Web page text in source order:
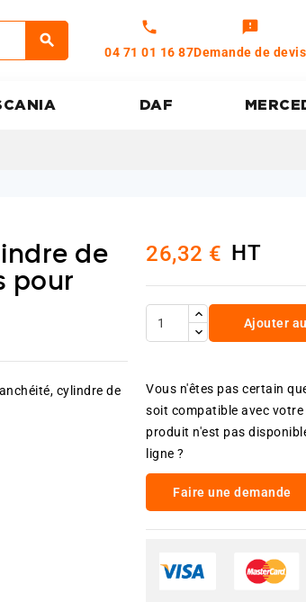
call
04 71 01 16 87
feedback
Demande de devis
DAF
de
pour
cylindre de
26,32 € HT
Ajouter
Vous n'êtes pas certain
soit compatible avec votre
produit n'est pas
ligne ?
Faire une demande